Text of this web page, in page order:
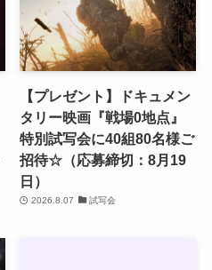
【プレゼント】ドキュメン
タリー映画『戦場0地点』
特別試写会に40組80名様ご
招待☆（応募締切：8月19
日）
2026.8.07 試写会